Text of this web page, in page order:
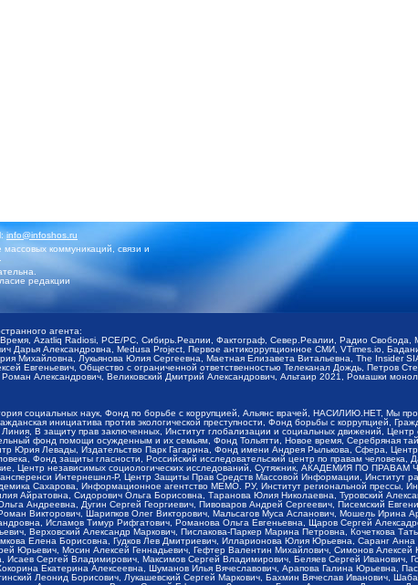
info@infoshos.ru
коммуникаций, связи и
редакции
агента:
Azatliq Radiosi, PCE/PC, Сибирь.Реалии, Фактограф, Север.Реалии, Радио Свобода,
Дарья Александровна, Medusa Project, Первое антикоррупционное СМИ, VTimes.io,
Михайловна, Лукьянова Юлия Сергеевна, Маетная Елизавета Витальевна, The Insider
Евгеньевич, Общество с ограниченной ответственностью Телеканал Дождь, Петров
Александрович, Великовский Дмитрий Александрович, Альтаир 2021, Ромашки
социальных наук, Фонд по борьбе с коррупцией, Альянс врачей, НАСИЛИЮ.НЕТ, Мы
инициатива против экологической преступности, Фонд борьбы с коррупцией,
В защиту прав заключенных, Институт глобализации и социальных движений,
фонд помощи осужденным и их семьям, Фонд Тольятти, Новое время, Серебряная
Юрия Левады, Издательство Парк Гагарина, Фонд имени Андрея Рылькова, Сфера,
Фонд защиты гласности, Российский исследовательский центр по правам человека,
Центр независимых социологических исследований, Сутяжник, АКАДЕМИЯ ПО
Интернешнл-Р, Центр Защиты Прав Средств Массовой Информации, Институт
Сахарова, Информационное агентство МЕМО. РУ, Институт региональной прессы,
Айратовна, Сидорович Ольга Борисовна, Таранова Юлия Николаевна, Туровский
Андреевна, Дугин Сергей Георгиевич, Пивоваров Андрей Сергеевич, Писемский
Викторович, Шарипков Олег Викторович, Мальсагов Муса Асланович, Мошель Ирина
Исламов Тимур Рифгатович, Романова Ольга Евгеньевна, Щаров Сергей
Верховский Александр Маркович, Пислакова-Паркер Марина Петровна, Кочеткова
Елена Борисовна, Гудков Лев Дмитриевич, Илларионова Юлия Юрьевна, Саранг
Юрьевич, Мосин Алексей Геннадьевич, Гефтер Валентин Михайлович, Симонов
Сергей Владимирович, Максимов Сергей Владимирович, Беляев Сергей Иванович,
Екатерина Алексеевна, Шуманов Илья Вячеславович, Арапова Галина Юрьевна,
Леонид Борисович, Лукашевский Сергей Маркович, Бахмин Вячеслав Иванович,